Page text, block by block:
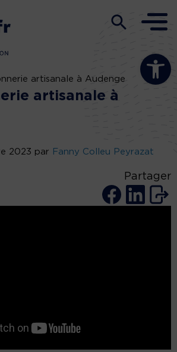
Ouvrir la
artisanale à Audenge
artisanale à
2023 par Fanny Colleu Peyrazat
Partager